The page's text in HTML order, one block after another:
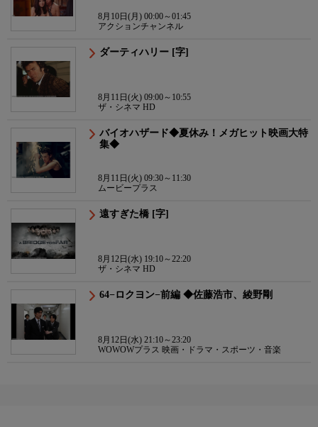
8月10日(月) 00:00～01:45
アクションチャンネル
ダーティハリー [字]
8月11日(火) 09:00～10:55
ザ・シネマ HD
バイオハザード◆夏休み！メガヒット映画大特
集◆
8月11日(火) 09:30～11:30
ムービープラス
遠すぎた橋 [字]
8月12日(水) 19:10～22:20
ザ・シネマ HD
64−ロクヨン−前編 ◆佐藤浩市、綾野剛
8月12日(水) 21:10～23:20
WOWOWプラス 映画・ドラマ・スポーツ・音楽